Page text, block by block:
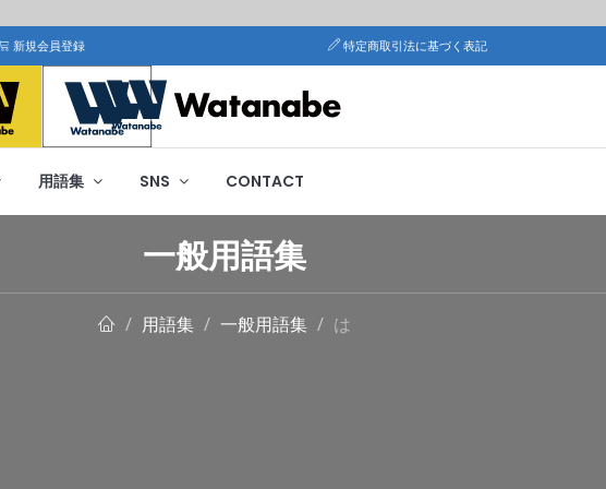
新規会員登録 特定商取引法に基づく表記
用語集 SNS CONTACT
一般用語集
用語集 一般用語集 は